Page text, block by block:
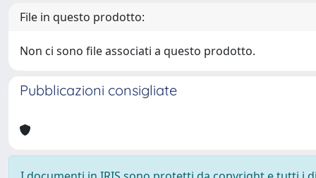
File in questo prodotto:
Non ci sono file associati a questo prodotto.
Pubblicazioni consigliate